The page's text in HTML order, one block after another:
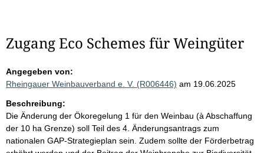
Zugang Eco Schemes für Weingüter
Angegeben von:
Rheingauer Weinbauverband e. V. (R006446) am 19.06.2025
Beschreibung:
Die Änderung der Ökoregelung 1 für den Weinbau (à Abschaffung
der 10 ha Grenze) soll Teil des 4. Änderungsantrags zum
nationalen GAP-Strategieplan sein. Zudem sollte der Förderbetrag